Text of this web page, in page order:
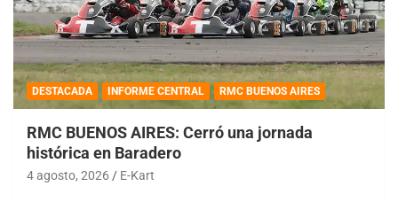
DESTACADA INFORME CENTRAL RMC BUENOS AIRES
RMC BUENOS AIRES: Cerró una jornada
histórica en Baradero
4 agosto, 2026 E-Kart